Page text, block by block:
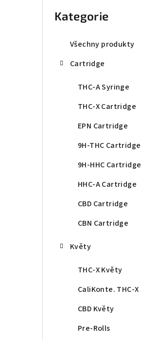
Kategorie
Všechny produkty
Cartridge
THC-A Syringe
THC-X Cartridge
EPN Cartridge
9H-THC Cartridge
9H-HHC Cartridge
HHC-A Cartridge
CBD Cartridge
CBN Cartridge
Květy
THC-X Květy
CaliKonte. THC-X
CBD Květy
Pre-Rolls